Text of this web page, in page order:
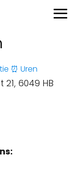
⏰ Uren
6049 HB